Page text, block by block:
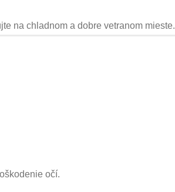
na chladnom a dobre vetranom mieste.
očí.